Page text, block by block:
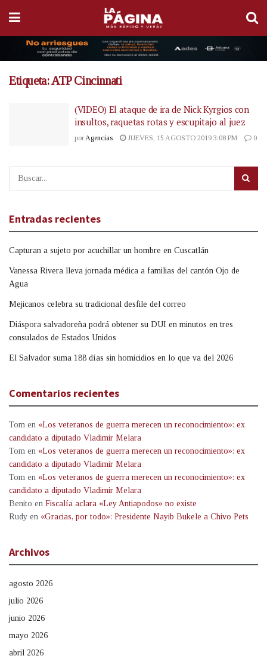
Etiqueta:ATP Cincinnati
(VIDEO) El ataque de ira de Nick Kyrgios con
insultos, raquetas rotas y escupitajo al juez
por Agencias JUEVES, 15 AGOSTO 2019 3:08 PM 0
Entradas recientes
Capturan a sujeto por acuchillar un hombre en Cuscatlán
Vanessa Rivera lleva jornada médica a familias del cantón Ojo de
Agua
Mejicanos celebra su tradicional desfile del correo
Diáspora salvadoreña podrá obtener su DUI en minutos en tres
consulados de Estados Unidos
El Salvador suma 188 días sin homicidios en lo que va del 2026
Comentarios recientes
Tom en «Los veteranos de guerra merecen un reconocimiento»: ex
candidato a diputado Vladimir Melara
Tom en «Los veteranos de guerra merecen un reconocimiento»: ex
candidato a diputado Vladimir Melara
Tom en «Los veteranos de guerra merecen un reconocimiento»: ex
candidato a diputado Vladimir Melara
Benito en Fiscalía aclara «Ley Antiapodos» no existe
Rudy en «Gracias, por todo»: Presidente Nayib Bukele a Chivo Pets
Archivos
agosto 2026
julio 2026
junio 2026
mayo 2026
abril 2026